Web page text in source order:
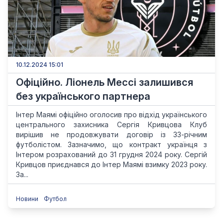
10.12.2024 15:01
Офіційно. Ліонель Мессі залишився
без українського партнера
Інтер Маямі офіційно оголосив про відхід українського
центрального захисника Сергія Кривцова Клуб
вирішив не продовжувати договір із 33-річним
футболістом. Зазначимо, що контракт українця з
Інтером розрахований до 31 грудня 2024 року. Сергій
Кривцов приєднався до Інтер Маямі взимку 2023 року.
За...
Новини Футбол